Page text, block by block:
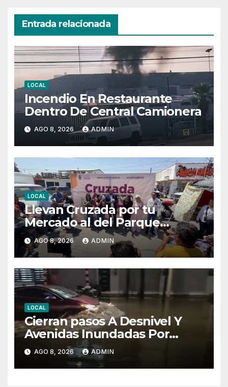
Entrada relacionada
LOCAL
Incendio En Restaurante
Dentro De Central Camionera
AGO 8, 2026 ADMIN
LOCAL
Llevan Cruzada por tu
Mercado al del Parque
Hidalgo
AGO 8, 2026 ADMIN
LOCAL
Cierran pasos A Desnivel Y
Avenidas Inundadas Por
Fuertes Lluvias
AGO 8, 2026 ADMIN